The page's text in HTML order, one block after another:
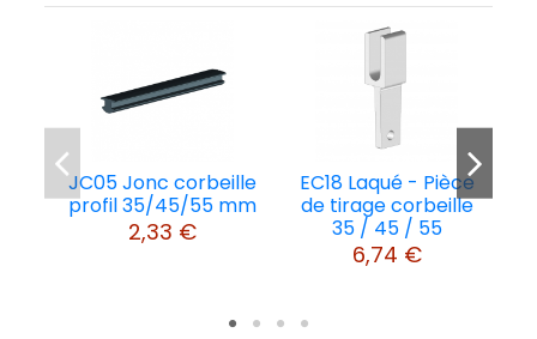
JC05 Jonc corbeille
profil 35/45/55 mm
2,33 €
EC18 Laqué - Pièce
de tirage corbeille
35 / 45 / 55
6,74 €